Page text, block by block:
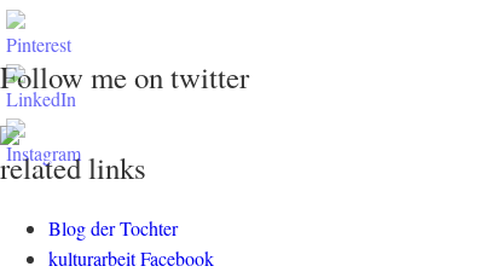
Follow me on twitter
related links
Blog der Tochter
kulturarbeit Facebook